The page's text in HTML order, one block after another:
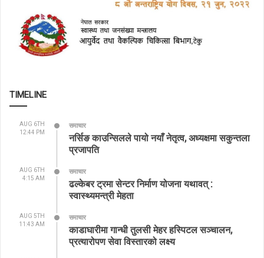
TIMELINE
AUG 6TH
12:44 PM
समाचार
नर्सिङ काउन्सिलले पायो नयाँ नेतृत्व, अध्यक्षमा सकुन्तला
प्रजापति
AUG 6TH
4:15 AM
समाचार
ढल्केबर ट्रमा सेन्टर निर्माण योजना यथावत् :
स्वास्थ्यमन्त्री मेहता
AUG 5TH
11:43 AM
समाचार
काडाघारीमा गान्धी तुलसी मेहर हस्पिटल सञ्चालन,
प्रत्यारोपण सेवा विस्तारको लक्ष्य